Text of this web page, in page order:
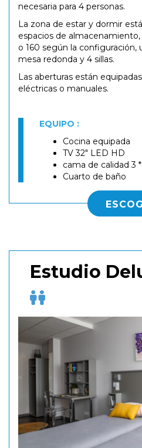
necesaria para 4 personas.
La zona de estar y dormir
espacios de
o 160 según la configuración,
mesa redonda y 4 sillas.
Las aberturas están
eléctricas o manuales.
EQUIPO :
Cocina equipada
TV 32" LED HD
cama de calidad 3 *
Cuarto de baño
Estudio